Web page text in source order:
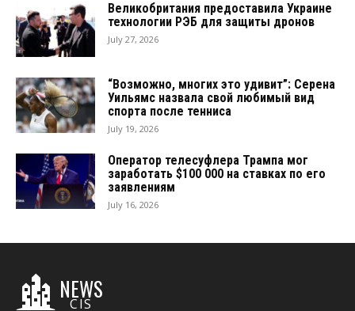
Великобритания предоставила Украине
технологии РЭБ для защиты дронов
July 27, 2026
“Возможно, многих это удивит”: Серена
Уильямс назвала свой любимый вид
спорта после тенниса
July 19, 2026
Оператор телесуфлера Трампа мог
заработать $100 000 на ставках по его
заявлениям
July 16, 2026
NEWS
CIS